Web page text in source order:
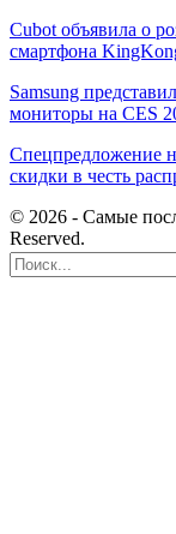
Cubot объявила о
смартфона
Samsung
мониторы на CES
Спецпредложение
скидки в честь
© 2026 - Самые
Reserved.